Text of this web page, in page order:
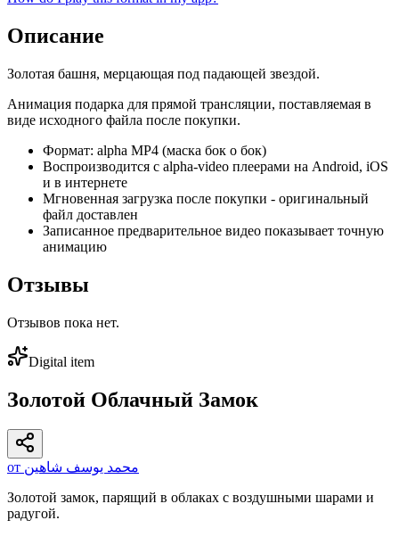
Описание
Золотая башня, мерцающая под падающей звездой.
Анимация подарка для прямой трансляции, поставляемая в
виде исходного файла после покупки.
Формат: alpha MP4 (маска бок о бок)
Воспроизводится с alpha-video плеерами на Android, iOS
и в интернете
Мгновенная загрузка после покупки - оригинальный
файл доставлен
Записанное предварительное видео показывает точную
анимацию
Отзывы
Отзывов пока нет.
Digital item
Золотой Облачный Замок
от محمد يوسف شاهين
Золотой замок, парящий в облаках с воздушными шарами и
радугой.